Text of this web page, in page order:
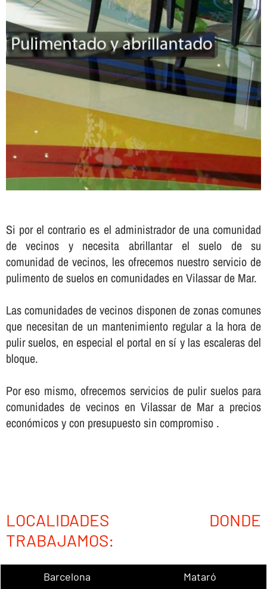
Si por el contrario es el administrador de una comunidad
de vecinos y necesita abrillantar el suelo de su
comunidad de vecinos, les ofrecemos nuestro servicio de
pulimento de suelos en comunidades en Vilassar de Mar.
Las comunidades de vecinos disponen de zonas comunes
que necesitan de un mantenimiento regular a la hora de
pulir suelos, en especial el portal en sí­ y las escaleras del
bloque.
Por eso mismo, ofrecemos servicios de pulir suelos para
comunidades de vecinos en Vilassar de Mar a precios
económicos y con presupuesto sin compromiso .
LOCALIDADES DONDE
TRABAJAMOS:
Barcelona
Mataró